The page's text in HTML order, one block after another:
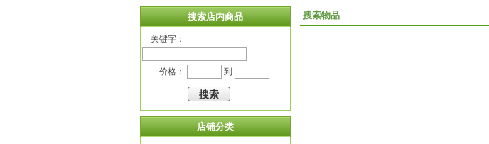
搜索店内商品
关键字：
价格： 到
店铺分类
搜索物品